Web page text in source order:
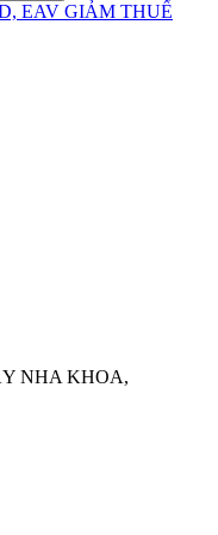
EAV GIẢM THUẾ
NHA KHOA,